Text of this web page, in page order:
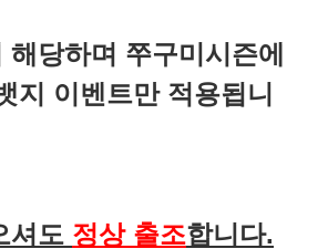
해당하며 쭈구미시즌에
지 이벤트만 적용됩니
셔도 정상 출조합니다.